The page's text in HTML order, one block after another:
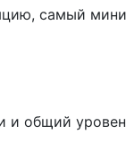
самый
и общий